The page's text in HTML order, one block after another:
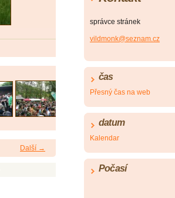
Další →
správce stránek
vildmonk@seznam.cz
čas
Přesný čas na web
datum
Kalendar
Počasí